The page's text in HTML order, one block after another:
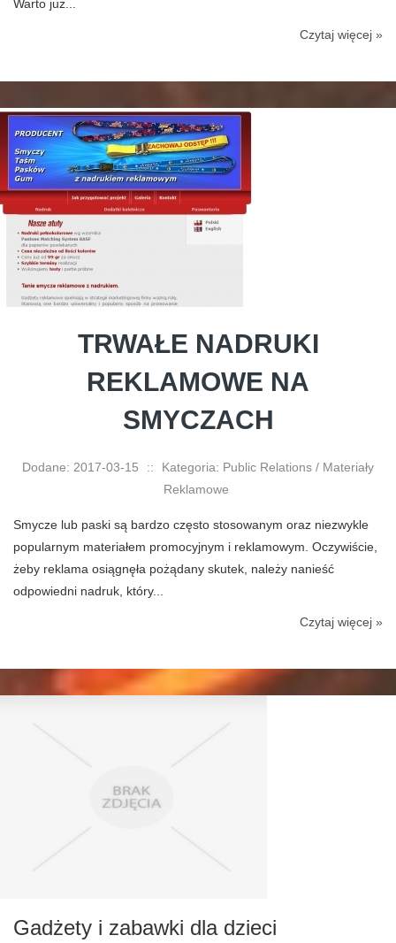
Warto już...
Czytaj więcej »
TRWAŁE NADRUKI
REKLAMOWE NA
SMYCZACH
Dodane: 2017-03-15 ::
Kategoria: Public Relations / Materiały
Reklamowe
Smycze lub paski są bardzo często stosowanym oraz niezwykle
popularnym materiałem promocyjnym i reklamowym. Oczywiście,
żeby reklama osiągnęła pożądany skutek, należy nanieść
odpowiedni nadruk, który...
Czytaj więcej »
Gadżety i zabawki dla dzieci